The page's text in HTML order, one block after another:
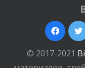
© 2017-2021